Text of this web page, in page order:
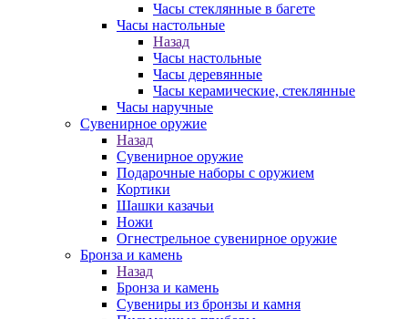
Часы стеклянные в багете
Часы настольные
Назад
Часы настольные
Часы деревянные
Часы керамические, стеклянные
Часы наручные
Сувенирное оружие
Назад
Сувенирное оружие
Подарочные наборы с оружием
Кортики
Шашки казачьи
Ножи
Огнестрельное сувенирное оружие
Бронза и камень
Назад
Бронза и камень
Сувениры из бронзы и камня